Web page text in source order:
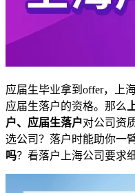
应届生毕业拿到offer，上
应届生落户的资格。那么
户、应届生落户对公司资
选公司？落户时能助你一
吗？看落户上海公司要求